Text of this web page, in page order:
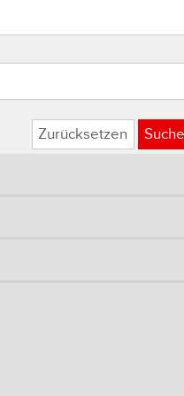
Zurücksetzen